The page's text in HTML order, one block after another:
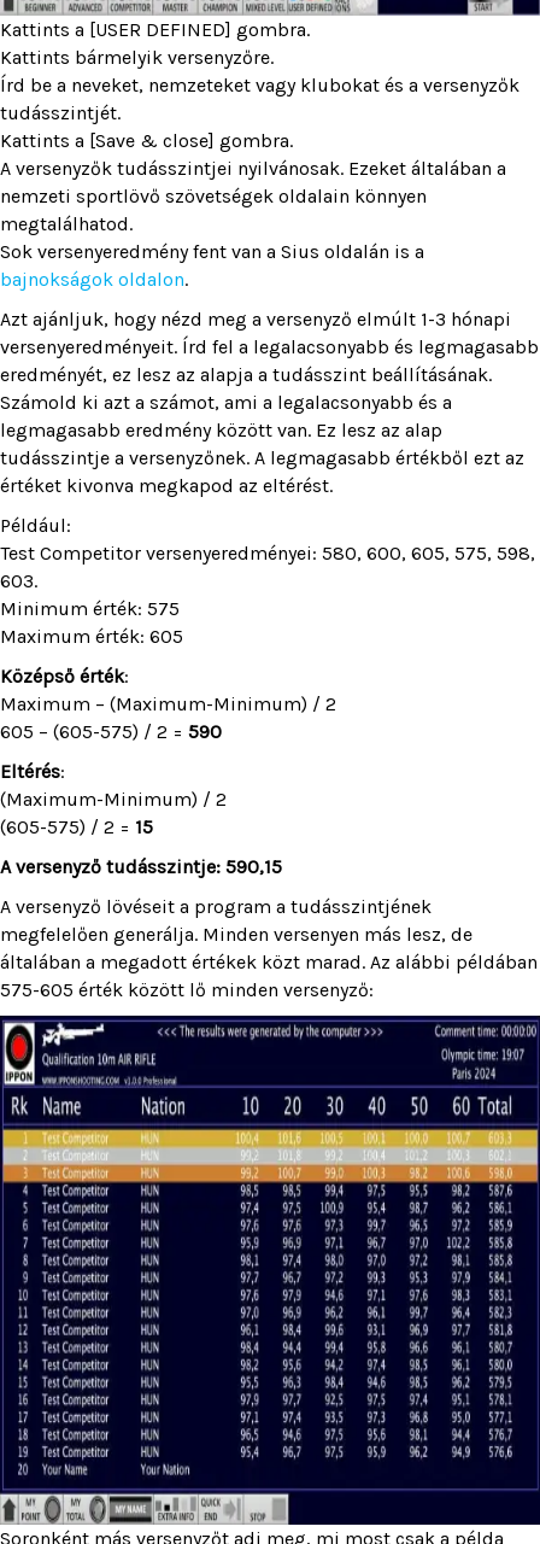
Kattints a [USER DEFINED] gombra.
Kattints bármelyik versenyzőre.
Írd be a neveket, nemzeteket vagy klubokat és a versenyzők
tudásszintjét.
Kattints a [Save & close] gombra.
A versenyzők tudásszintjei nyilvánosak. Ezeket általában a
nemzeti sportlövő szövetségek oldalain könnyen
megtalálhatod.
Sok versenyeredmény fent van a Sius oldalán is a
bajnokságok oldalon.
Azt ajánljuk, hogy nézd meg a versenyző elmúlt 1-3 hónapi
versenyeredményeit. Írd fel a legalacsonyabb és legmagasabb
eredményét, ez lesz az alapja a tudásszint beállításának.
Számold ki azt a számot, ami a legalacsonyabb és a
legmagasabb eredmény között van. Ez lesz az alap
tudásszintje a versenyzőnek. A legmagasabb értékből ezt az
értéket kivonva megkapod az eltérést.
Például:
Test Competitor versenyeredményei: 580, 600, 605, 575, 598,
603.
Minimum érték: 575
Maximum érték: 605
Középső érték:
Maximum – (Maximum-Minimum) / 2
605 – (605-575) / 2 = 590
Eltérés:
(Maximum-Minimum) / 2
(605-575) / 2 = 15
A versenyző tudásszintje: 590,15
A versenyző lövéseit a program a tudásszintjének
megfelelően generálja. Minden versenyen más lesz, de
általában a megadott értékek közt marad. Az alábbi példában
575-605 érték között lő minden versenyző:
Soronként más versenyzőt adj meg, mi most csak a példa